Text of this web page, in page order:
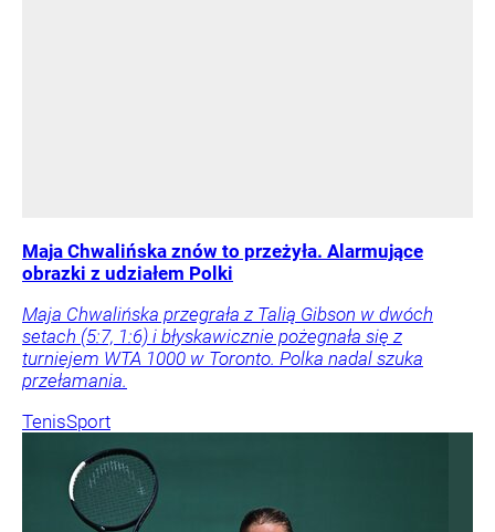
Maja Chwalińska znów to przeżyła. Alarmujące
obrazki z udziałem Polki
Maja Chwalińska przegrała z Talią Gibson w dwóch
setach (5:7, 1:6) i błyskawicznie pożegnała się z
turniejem WTA 1000 w Toronto. Polka nadal szuka
przełamania.
TenisSport